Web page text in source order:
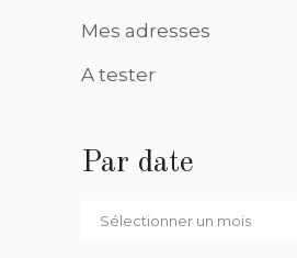
Mes adresses
A tester
Par date
Par